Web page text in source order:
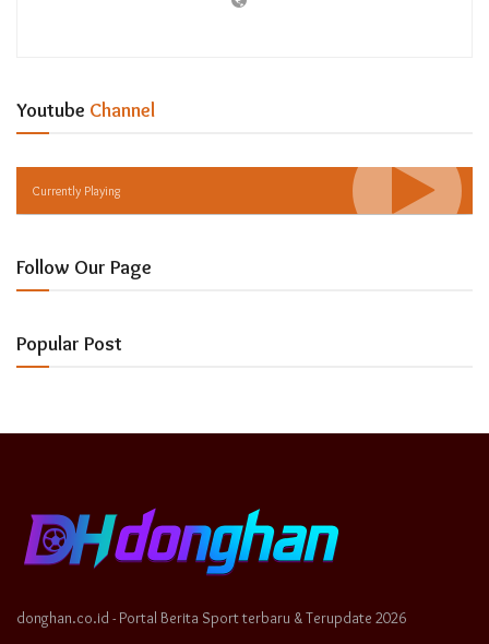
Youtube Channel
Currently Playing
Follow Our Page
Popular Post
donghan.co.id - Portal Berita Sport terbaru & Terupdate 2026